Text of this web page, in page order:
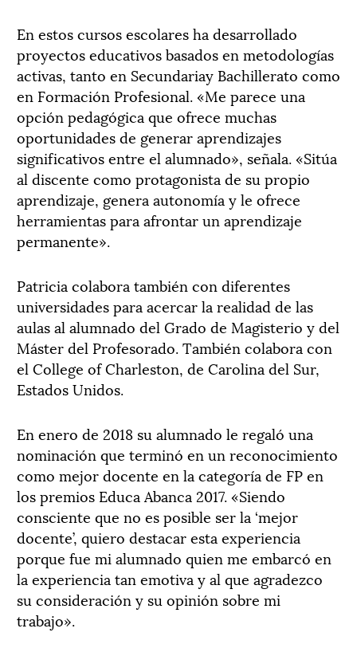
En estos cursos escolares ha desarrollado
proyectos educativos basados en metodologías
activas, tanto en Secundariay Bachillerato como
en Formación Profesional. «Me parece una
opción pedagógica que ofrece muchas
oportunidades de generar aprendizajes
significativos entre el alumnado», señala. «Sitúa
al discente como protagonista de su propio
aprendizaje, genera autonomía y le ofrece
herramientas para afrontar un aprendizaje
permanente».
Patricia colabora también con diferentes
universidades para acercar la realidad de las
aulas al alumnado del Grado de Magisterio y del
Máster del Profesorado. También colabora con
el College of Charleston, de Carolina del Sur,
Estados Unidos.
En enero de 2018 su alumnado le regaló una
nominación que terminó en un reconocimiento
como mejor docente en la categoría de FP en
los premios Educa Abanca 2017. «Siendo
consciente que no es posible ser la ‘mejor
docente’, quiero destacar esta experiencia
porque fue mi alumnado quien me embarcó en
la experiencia tan emotiva y al que agradezco
su consideración y su opinión sobre mi
trabajo».